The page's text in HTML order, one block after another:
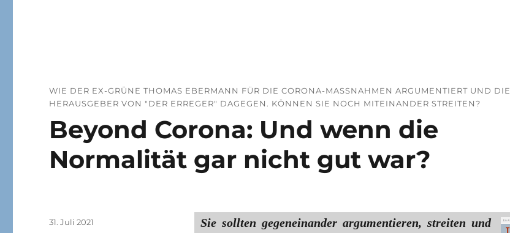
WIE DER EX-GRÜNE THOMAS EBERMANN FÜR DIE CORONA-MASSNAHMEN ARGUMENTIERT UND DIE H
ERAUSGEBER VON "DER ERREGER" DAGEGEN. KÖNNEN SIE NOCH MITEINANDER STREITEN?
Beyond Corona: Und wenn die
Normalität gar nicht gut war?
Sie sollten gegeneinander argumentieren, streiten und
Veröffentlicht
31. Juli 2021